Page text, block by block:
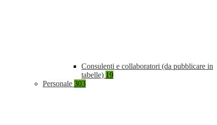
Consulenti e collaboratori (da pubblicare in
tabelle) 19
Personale 303